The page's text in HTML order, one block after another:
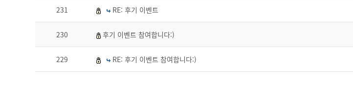
231 RE: 후기 이벤트
230 후기 이벤트 참여합니다:)
229 RE: 후기 이벤트 참여합니다:)